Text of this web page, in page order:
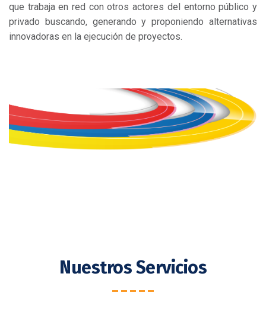
que trabaja en red con otros actores del entorno público y
privado buscando, generando y proponiendo alternativas
innovadoras en la ejecución de proyectos.
Nuestros Servicios